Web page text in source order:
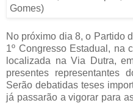
No próximo dia 8, o Partido
1º Congresso Estadual, na
localizada na Via Dutra,
presentes representantes
Serão debatidas teses
já passarão a vigorar para